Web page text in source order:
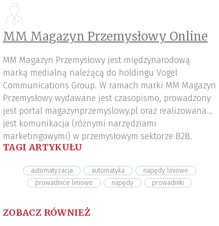
MM Magazyn Przemysłowy Online
MM Magazyn Przemysłowy jest międzynarodową
marką medialną należącą do holdingu Vogel
Communications Group. W ramach marki MM Magazyn
Przemysłowy wydawane jest czasopismo, prowadzony
jest portal magazynprzemyslowy.pl oraz realizowana
jest komunikacja (różnymi narzędziami
marketingowymi) w przemysłowym sektorze B2B.
TAGI ARTYKUŁU
automatyzacja automatyka
napędy liniowe
prowadnice liniowe
napędy prowadniki
ZOBACZ RÓWNIEŻ